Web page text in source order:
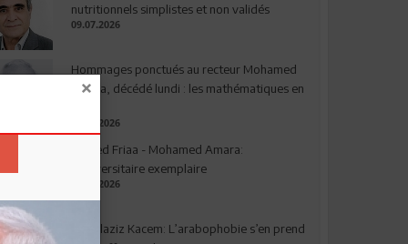
nutritionnels simplistes et non validés
09.07.2026
Hommages ponctués au recteur Mohamed
Amara, décédé lundi : les mathématiques en
03.08.2026
Ahmed Friaa - Mohamed Amara:
l’Universitaire exemplaire
04.08.2026
Abdelaziz Kacem: L’arabophobie s’en prend